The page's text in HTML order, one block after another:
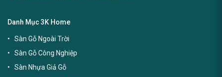
Danh Mục 3K Home
Sàn Gỗ Ngoài Trời
Sàn Gỗ Công Nghiệp
Sàn Nhựa Giả Gỗ